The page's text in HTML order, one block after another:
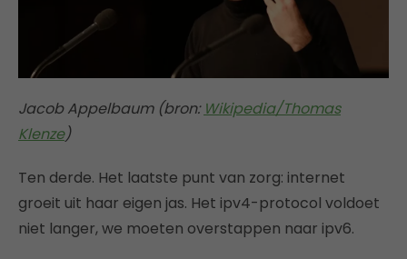
Jacob Appelbaum (bron: Wikipedia/Thomas
Klenze)
Ten derde. Het laatste punt van zorg: internet
groeit uit haar eigen jas. Het ipv4-protocol voldoet
niet langer, we moeten overstappen naar ipv6.